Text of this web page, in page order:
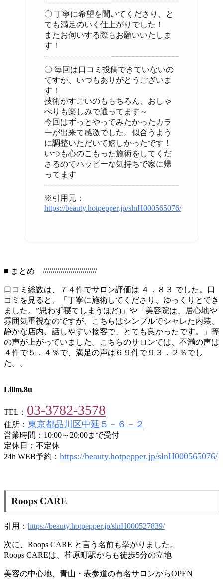
〇 丁寧に希望を聞いてくださり、と
ても満足のいく仕上がりでした！
またお伺いする際もお願いいたしま
す！
〇 毎回は口コミ投稿できていないの
ですが、いつもありがとうございま
す！
技術がすごいのももちろん、おしゃ
べりも楽しみで通ってます～
今回はずっとやってみたかったカラ
ーが出来て感激でした。似合うよう
に調整いただいて嬉しかったです！
いつも心のこもった施術をしてくだ
さるのでハッピーな気持ちで家に帰
ってます
※引用元：
https://beauty.hotpepper.jp/slnH000565076/
■ まとめ ///////////////////////////
口コミ総数は、７４件でサロン評価は ４．８３ でした。口
コミを見ると、「丁寧に施術してくださり、ゆっくりとでき
ました。”思わず寝てしまうほど)」や「美容院は、居心地や
雰囲気重視なのですが、こちらはシンプルでシャレた内装、
静かな店内、話しやすい接客で、とても良かったです。」等
の声が上がっていました。こちらのサロンでは、不満の声は
４件で５．４％で、満足の声は６９件で９３．２％でし
た。。
Lillm.8u
TEL： 03-3782-3578
住所： 東京都品川区中延５－６－２
営業時間：10:00～20:00まで受付
定休日：不定休
24h WEB予約： https://beauty.hotpepper.jp/slnH000565076/
Roops CARE
引用： https://beauty.hotpepper.jp/slnH000527839/
次に、Roops CARE と言う名前も挙がりました。
Roops CAREは、荏原町駅からも徒歩5分の立地
美容の中心地、青山・表参道の有名サロンからOPEN